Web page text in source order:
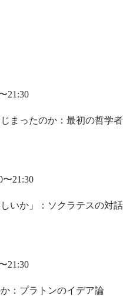
21:30
まったのか：最初の哲学者
21:30
いか」：ソクラテスの対話
21:30
：プラトンのイデア論